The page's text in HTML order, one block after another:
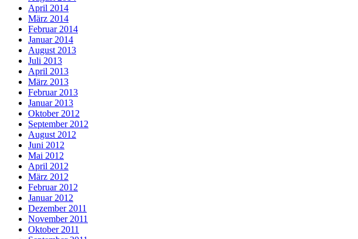
April 2014
März 2014
Februar 2014
Januar 2014
August 2013
Juli 2013
April 2013
März 2013
Februar 2013
Januar 2013
Oktober 2012
September 2012
August 2012
Juni 2012
Mai 2012
April 2012
März 2012
Februar 2012
Januar 2012
Dezember 2011
November 2011
Oktober 2011